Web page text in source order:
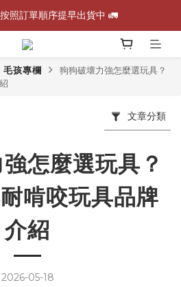
照訂單順序提早出貨中 🚛
購物金，生日再領$100！/
滿 1,500 免運 🚚
照訂單順序提早出貨中 🚛
毛孩專欄
狗狗破壞力強怎麼選玩具？
文章分類
怎麼選玩具？
啃咬玩具品牌
介紹
2026-05-18